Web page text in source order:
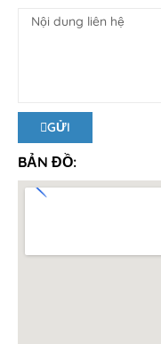
GỬI
Alternative:
BẢN ĐỒ: